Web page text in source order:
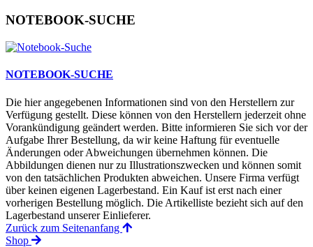
NOTEBOOK-SUCHE
NOTEBOOK-SUCHE
Die hier angegebenen Informationen sind von den Herstellern zur
Verfügung gestellt. Diese können von den Herstellern jederzeit ohne
Vorankündigung geändert werden. Bitte informieren Sie sich vor der
Aufgabe Ihrer Bestellung, da wir keine Haftung für eventuelle
Änderungen oder Abweichungen übernehmen können. Die
Abbildungen dienen nur zu Illustrationszwecken und können somit
von den tatsächlichen Produkten abweichen. Unsere Firma verfügt
über keinen eigenen Lagerbestand. Ein Kauf ist erst nach einer
vorherigen Bestellung möglich. Die Artikelliste bezieht sich auf den
Lagerbestand unserer Einlieferer.
Zurück zum Seitenanfang
Shop